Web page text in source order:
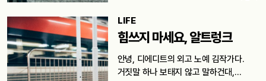
LIFE
힘쓰지 마세요, 알트렁크
안녕, 디에디트의 외고 노예 김작가다.
거짓말 하나 보태지 않고 말하건대,…